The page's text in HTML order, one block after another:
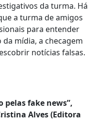
da turma. Há
a turma de amigos
para entender
mídia, a checagem
notícias falsas.
pelas fake news”,
Alves (Editora